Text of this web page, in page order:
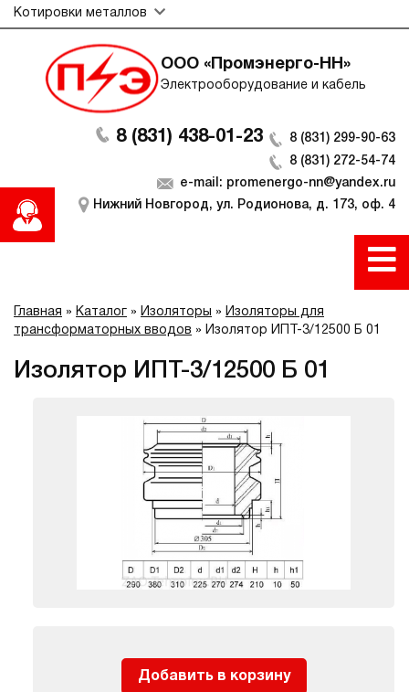
Котировки металлов
ООО «Промэнерго-НН»
Электрооборудование и кабель
8 (831) 438-01-23
8 (831) 299-90-63
8 (831) 272-54-74
e-mail: promenergo-nn@yandex.ru
Нижний Новгород, ул. Родионова, д. 173, оф. 4
Главная » Каталог » Изоляторы » Изоляторы для
трансформаторных вводов » Изолятор ИПТ-3/12500 Б 01
Изолятор ИПТ-3/12500 Б 01
Добавить в корзину